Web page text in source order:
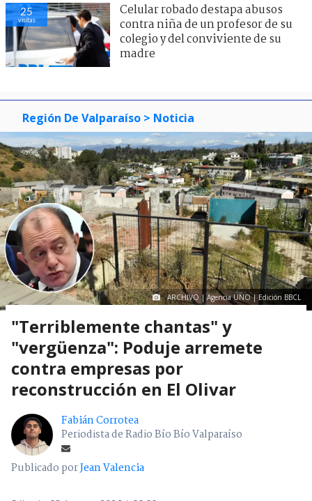
25
visitas
Celular robado destapa abusos
contra niña de un profesor de su
colegio y del conviviente de su
madre
Región De Valparaíso > Noticia
ARCHIVO | Agencia UNO | Edición BBCL
"Terriblemente chantas" y
"vergüenza": Poduje arremete
contra empresas por
reconstrucción en El Olivar
Fabián Corrotea
Periodista de Radio Bío Bío Valparaíso
Publicado porJean Valencia